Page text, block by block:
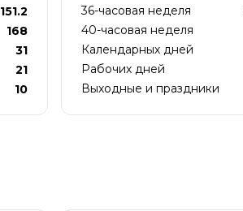
151.2
168
31
21
10
36-часовая неделя
40-часовая неделя
Календарных дней
Рабочих дней
Выходные и праздники